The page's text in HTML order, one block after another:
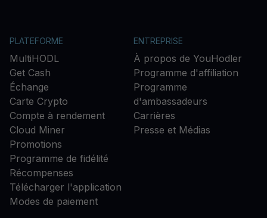
PLATEFORME
MultiHODL
Get Cash
Échange
Carte Crypto
Compte à rendement
Cloud Miner
Promotions
Programme de fidélité
Récompenses
Télécharger l'application
Modes de paiement
ENTREPRISE
À propos de YouHodler
Programme d'affiliation
Programme
d'ambassadeurs
Carrières
Presse et Médias